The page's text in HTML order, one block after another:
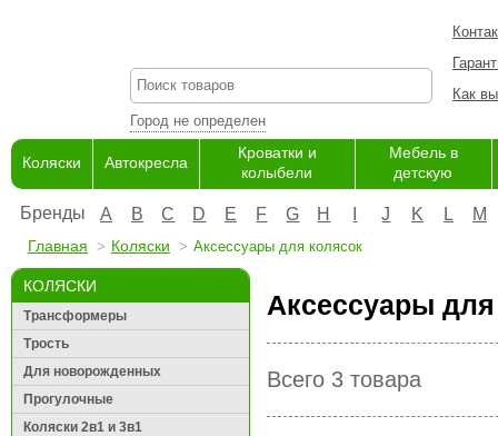
Город не определен
Как
Коляски Автокресла
Кроватки и
колыбели
Мебель в
детскую
Бренды A B C D E F G H J K L M
Главная Коляски Аксессуары для колясок
КОЛЯСКИ
Трансформеры
Трость
Для новорожденных
Прогулочные
Коляски 2в1 и 3в1
Аксессуары
Всего 3 товара